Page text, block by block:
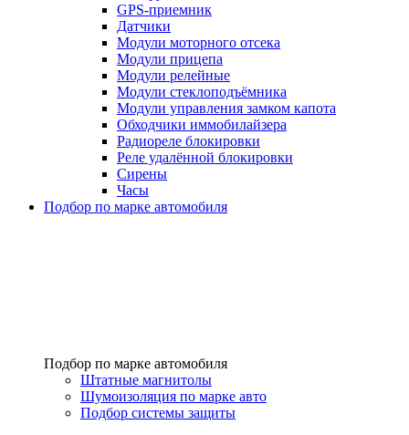
GPS-приемник
Датчики
Модули моторного отсека
Модули прицепа
Модули релейные
Модули стеклоподъёмника
Модули управления замком капота
Обходчики иммобилайзера
Радиореле блокировки
Реле удалённой блокировки
Сирены
Часы
Подбор по марке автомобиля
Подбор по марке автомобиля
Штатные магнитолы
Шумоизоляция по марке авто
Подбор системы защиты